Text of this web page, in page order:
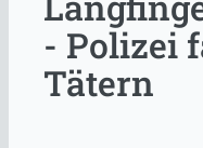
- Polizei
Tätern